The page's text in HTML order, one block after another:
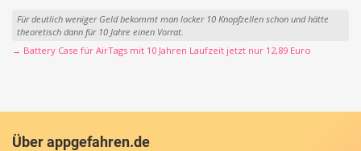
Für deutlich weniger Geld bekommt man locker 10 Knopfzellen schon und hätte
theoretisch dann für 10 Jahre einen Vorrat.
→ Battery Case für AirTags mit 10 Jahren Laufzeit jetzt nur 12,89 Euro
Über appgefahren.de